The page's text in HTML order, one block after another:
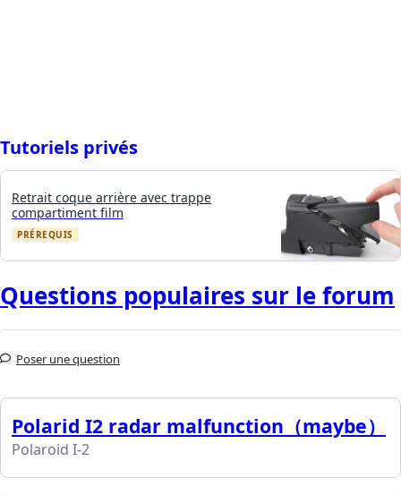
Tutoriels privés
Retrait coque arrière avec trappe
compartiment film
PRÉREQUIS
Questions populaires sur le forum
Poser une question
Polarid I2 radar malfunction（maybe）
Polaroid I-2